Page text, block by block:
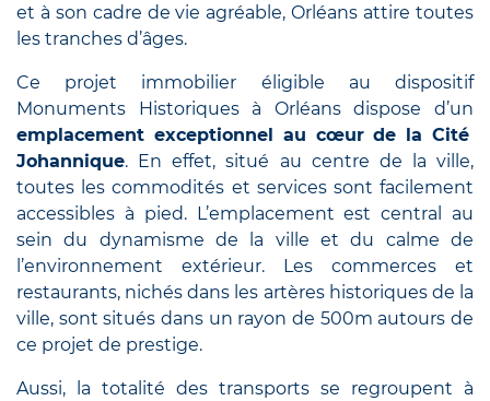
et à son cadre de vie agréable, Orléans attire toutes
les tranches d’âges.
Ce projet immobilier éligible au dispositif
Monuments Historiques à Orléans dispose d’un
emplacement exceptionnel au cœur de la Cité
Johannique. En effet, situé au centre de la ville,
toutes les commodités et services sont facilement
accessibles à pied. L’emplacement est central au
sein du dynamisme de la ville et du calme de
l’environnement extérieur. Les commerces et
restaurants, nichés dans les artères historiques de la
ville, sont situés dans un rayon de 500m autours de
ce projet de prestige.
Aussi, la totalité des transports se regroupent à